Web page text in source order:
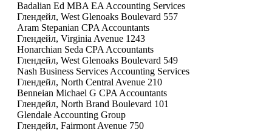
Badalian Ed MBA EA Accounting Services
Глендейл, West Glenoaks Boulevard 557
Aram Stepanian CPA Accountants
Глендейл, Virginia Avenue 1243
Honarchian Seda CPA Accountants
Глендейл, West Glenoaks Boulevard 549
Nash Business Services Accounting Services
Глендейл, North Central Avenue 210
Benneian Michael G CPA Accountants
Глендейл, North Brand Boulevard 101
Glendale Accounting Group
Глендейл, Fairmont Avenue 750